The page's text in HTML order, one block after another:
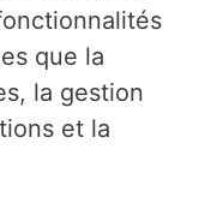
que la
la gestion
et la